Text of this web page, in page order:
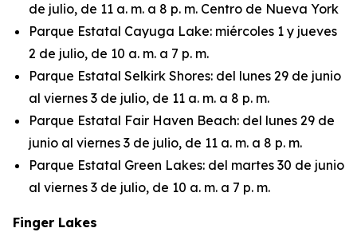
de julio, de 11 a. m. a 8 p. m. Centro de Nueva York
Parque Estatal Cayuga Lake: miércoles 1 y jueves
2 de julio, de 10 a. m. a 7 p. m.
Parque Estatal Selkirk Shores: del lunes 29 de junio
al viernes 3 de julio, de 11 a. m. a 8 p. m.
Parque Estatal Fair Haven Beach: del lunes 29 de
junio al viernes 3 de julio, de 11 a. m. a 8 p. m.
Parque Estatal Green Lakes: del martes 30 de junio
al viernes 3 de julio, de 10 a. m. a 7 p. m.
Finger Lakes